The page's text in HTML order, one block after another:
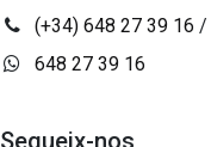
(+34) 648 27 39 16 /
648 27 39 16
Segueix-nos